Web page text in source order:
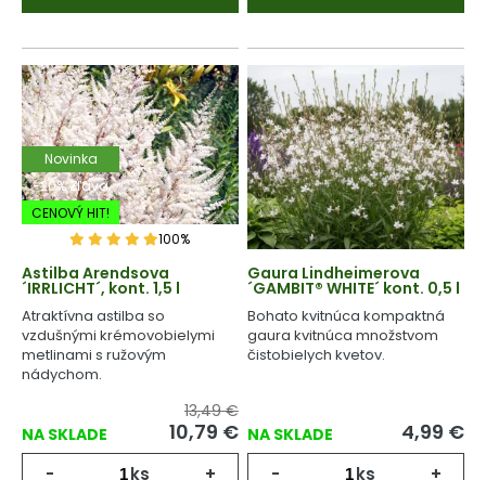
Novinka
-20% Zľava
CENOVÝ HIT!
100%
Astilba Arendsova
´IRRLICHT´, kont. 1,5 l
Atraktívna astilba so
vzdušnými krémovobielymi
metlinami s ružovým
nádychom.
NA SKLADE
13,49 €
10,79 €
- ks +
Gaura Lindheimerova
´GAMBIT® WHITE´ kont. 0,5 l
Bohato kvitnúca kompaktná
gaura kvitnúca množstvom
čistobielych kvetov.
NA SKLADE 4,99 €
- ks +